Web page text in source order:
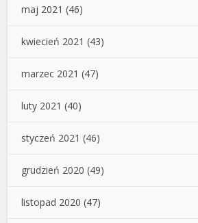
maj 2021 (46)
kwiecień 2021 (43)
marzec 2021 (47)
luty 2021 (40)
styczeń 2021 (46)
grudzień 2020 (49)
listopad 2020 (47)